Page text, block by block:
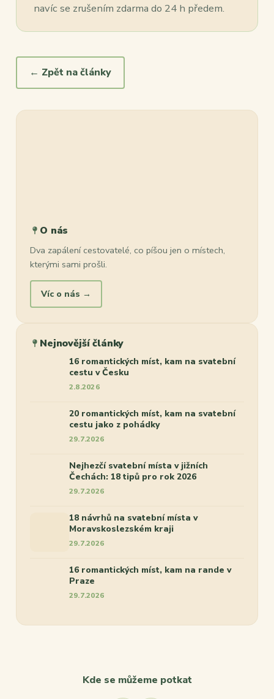
navíc se zrušením zdarma do 24 h předem.
← Zpět na články
O nás
Dva zapálení cestovatelé, co píšou jen o místech,
kterými sami prošli.
Víc o nás →
Nejnovější články
16 romantických míst, kam na svatební
cestu v Česku
2.8.2026
20 romantických míst, kam na svatební
cestu jako z pohádky
29.7.2026
Nejhezčí svatební místa v jižních
Čechách: 18 tipů pro rok 2026
29.7.2026
18 návrhů na svatební místa v
Moravskoslezském kraji
29.7.2026
16 romantických míst, kam na rande v
Praze
29.7.2026
Kde se můžeme potkat